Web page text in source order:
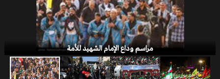
صفقة القرن
مراسم وداع الإمام الشهيد للأمة